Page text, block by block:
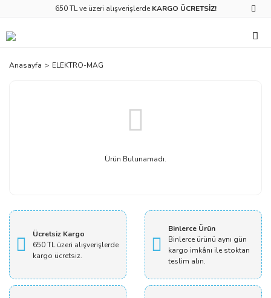
650 TL ve üzeri alışverişlerde KARGO ÜCRETSİZ!
Anasayfa ELEKTRO-MAG
Ürün Bulunamadı.
Ücretsiz Kargo
650 TL üzeri alışverişlerde
kargo ücretsiz.
Binlerce Ürün
Binlerce ürünü aynı gün
kargo imkânı ile stoktan
teslim alın.